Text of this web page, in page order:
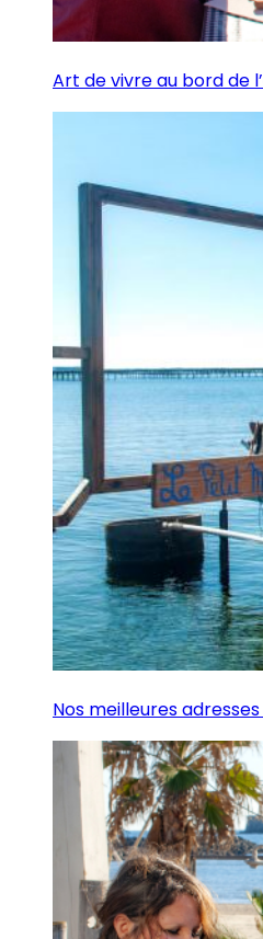
Art de vivre au bord de
Nos meilleures